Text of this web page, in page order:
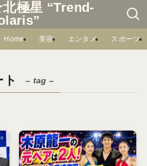
極星 “Trend-
Home 美容 エンタメ スポーツ
– tag –